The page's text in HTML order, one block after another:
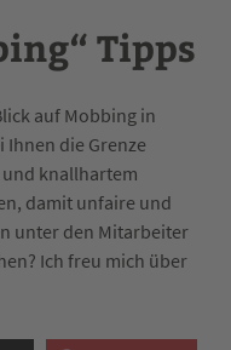
Tipps
auf Mobbing in
Ihnen die Grenze
und knallhartem
damit unfaire und
unter den Mitarbeiter
Ich freu mich über